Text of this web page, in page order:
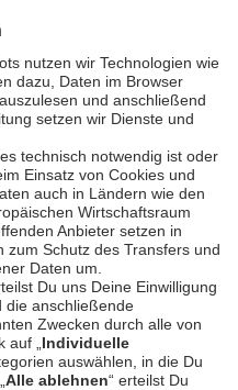
SERVICE & SUPPORT
Entwickler-
Dokumentation
Dokumentation
Unzer Austria
Rechtliche
Dokumente
Hilfe-Center